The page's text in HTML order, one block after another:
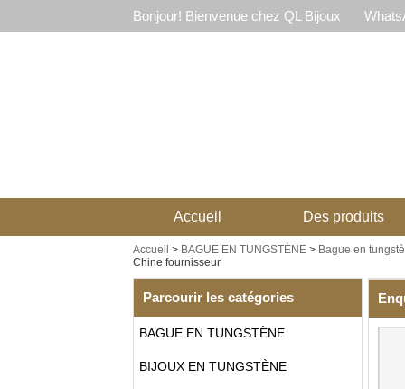
Bonjour! Bienvenue chez QL Bijoux
Accueil Des produits
Accueil > BAGUE EN TUNGSTÈNE> Bague en
Chine fournisseur
Parcourir les catégories
BAGUE EN TUNGSTÈNE
BIJOUX EN TUNGSTÈNE